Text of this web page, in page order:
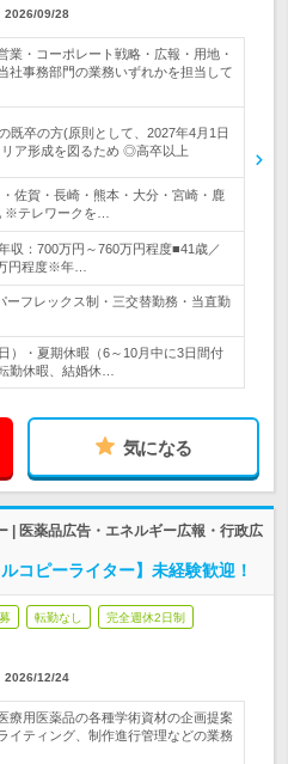
2026/09/28
業・コーポレート戦略・広報・用地・
社事務部門の業務いずれかを担当して
既卒の方(原則として、2027年4月1日
ア形成を図るため ◎高卒以上
佐賀・長崎・熊本・大分・宮崎・鹿
※テレワークを…
収：700万円～760万円程度■41歳／
円程度※年…
ーフレックス制・三交替勤務・当直勤
）・夏期休暇（6～10月中に3日間付
勤休暇、結婚休…
気になる
| 医薬品広告・エネルギー広報・行政広
コピーライター】未経験歓迎！
転勤なし 完全週休2日制
2026/12/24
療用医薬品の各種学術資材の企画提案
イティング、制作進行管理などの業務